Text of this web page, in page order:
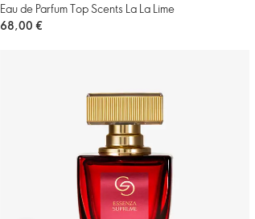
Eau de Parfum Top Scents La La Lime
68,00 €